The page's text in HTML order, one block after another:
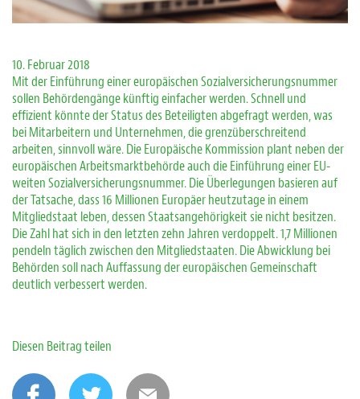
10. Februar 2018
Mit der Einführung einer europäischen Sozialversicherungsnummer
sollen Behördengänge künftig einfacher werden. Schnell und
effizient könnte der Status des Beteiligten abgefragt werden, was
bei Mitarbeitern und Unternehmen, die grenzüberschreitend
arbeiten, sinnvoll wäre. Die Europäische Kommission plant neben der
europäischen Arbeitsmarktbehörde auch die Einführung einer EU-
weiten Sozialversicherungsnummer. Die Überlegungen basieren auf
der Tatsache, dass 16 Millionen Europäer heutzutage in einem
Mitgliedstaat leben, dessen Staatsangehörigkeit sie nicht besitzen.
Die Zahl hat sich in den letzten zehn Jahren verdoppelt. 1,7 Millionen
pendeln täglich zwischen den Mitgliedstaaten. Die Abwicklung bei
Behörden soll nach Auffassung der europäischen Gemeinschaft
deutlich verbessert werden.
Diesen Beitrag teilen